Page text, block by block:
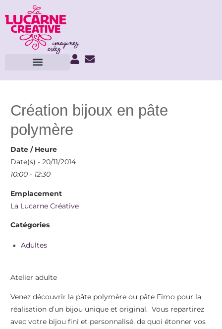
Création bijoux en pâte
polymère
Date / Heure
Date(s) - 20/11/2014
10:00 - 12:30
Emplacement
La Lucarne Créative
Catégories
Adultes
Atelier adulte
Venez découvrir la pâte polymère ou pâte Fimo pour la
réalisation d’un bijou unique et original. Vous repartirez
avec votre bijou fini et personnalisé, de quoi étonner vos